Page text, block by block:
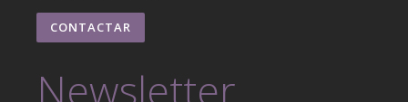
CONTACTAR
Newsletter